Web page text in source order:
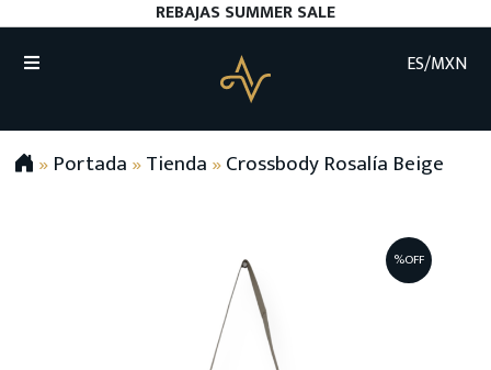
REBAJAS SUMMER SALE
ES/MXN
»Portada»Tienda»Crossbody Rosalía Beige
%OFF